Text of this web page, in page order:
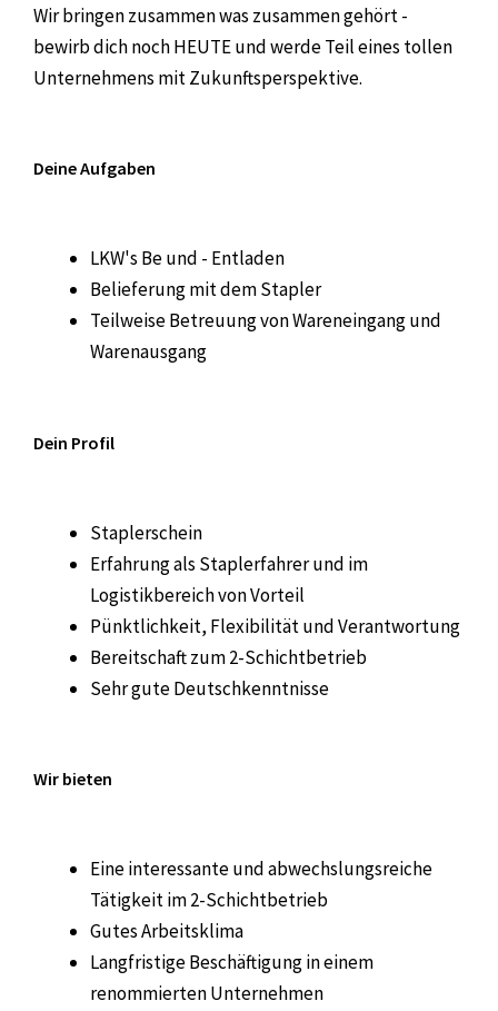
Wir bringen zusammen was zusammen gehört -
bewirb dich noch HEUTE und werde Teil eines tollen
Unternehmens mit Zukunftsperspektive.
Deine Aufgaben
LKW's Be und - Entladen
Belieferung mit dem Stapler
Teilweise Betreuung von Wareneingang und
Warenausgang
Dein Profil
Staplerschein
Erfahrung als Staplerfahrer und im
Logistikbereich von Vorteil
Pünktlichkeit, Flexibilität und Verantwortung
Bereitschaft zum 2-Schichtbetrieb
Sehr gute Deutschkenntnisse
Wir bieten
Eine interessante und abwechslungsreiche
Tätigkeit im 2-Schichtbetrieb
Gutes Arbeitsklima
Langfristige Beschäftigung in einem
renommierten Unternehmen